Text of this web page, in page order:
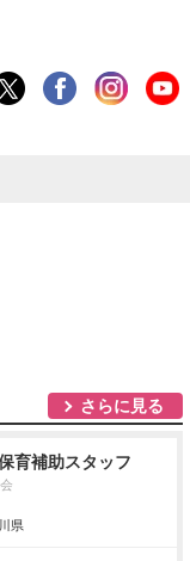
さらに見る
育補助スタッフ
県